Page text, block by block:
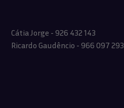
Cátia Jorge - 926 432 143
Ricardo Gaudêncio - 966 097 293